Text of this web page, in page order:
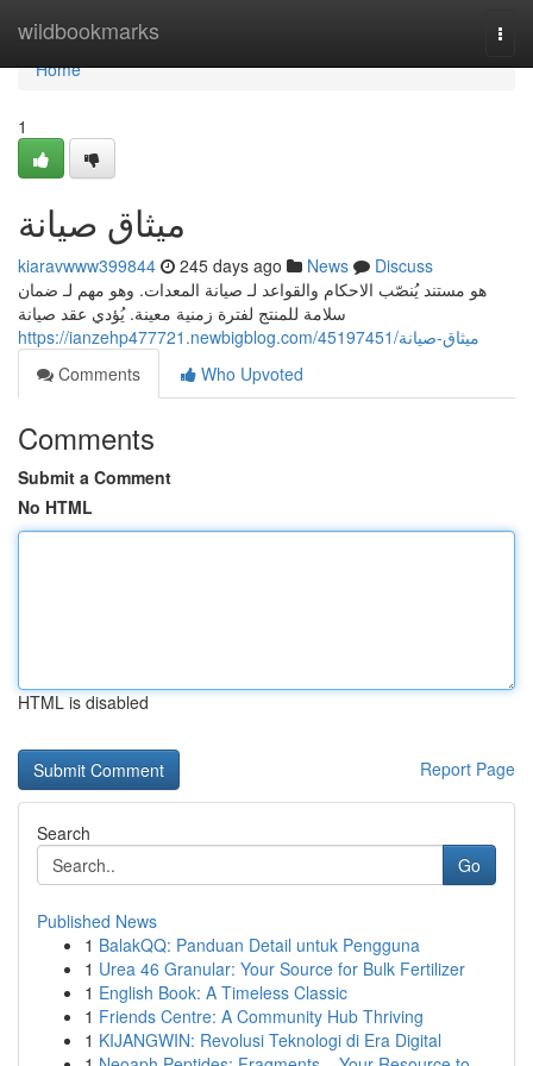
wildbookmarks
Home
Home
1
ميثاق صيانة
kiaravwww399844 245 days ago News
Discuss
هو مستند يُنصّب الاحكام والقواعد لـ صيانة المعدات. وهو مهم لـ ضمان
سلامة للمنتج لفترة زمنية معينة. يُؤدي عقد صيانة
https://ianzehp477721.newbigblog.com/45197451/ميثاق-صيانة
Comments
Who Upvoted
Comments
Submit a Comment
No HTML
HTML is disabled
Report Page
Search
Go
Published News
1 BalakQQ: Panduan Detail untuk Pengguna
1 Urea 46 Granular: Your Source for Bulk Fertilizer
1 English Book: A Timeless Classic
1 Friends Centre: A Community Hub Thriving
1 KIJANGWIN: Revolusi Teknologi di Era Digital